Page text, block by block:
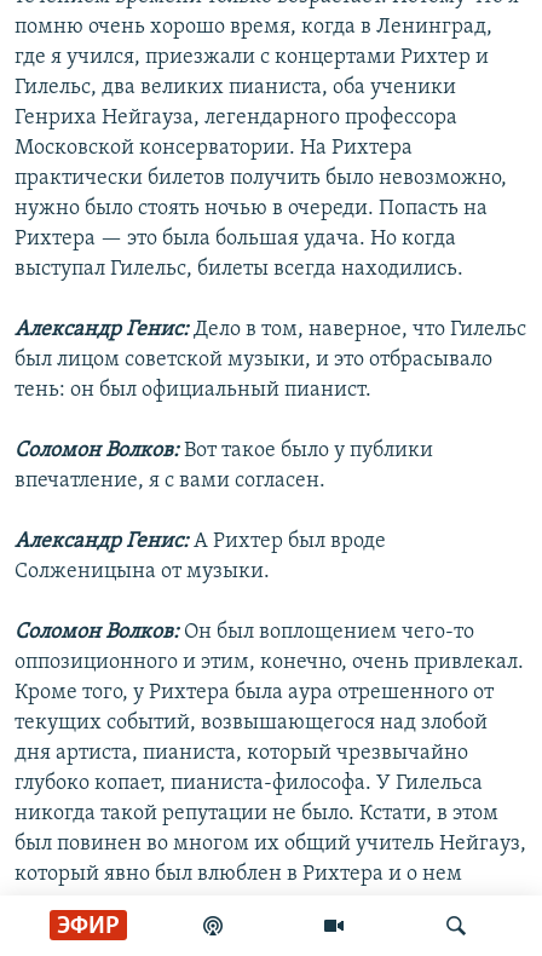
ЭФИР
помню очень хорошо время, когда в Ленинград,
где я учился, приезжали с концертами Рихтер и
Гилельс, два великих пианиста, оба ученики
Генриха Нейгауза, легендарного профессора
Московской консерватории. На Рихтера
практически билетов получить было невозможно,
нужно было стоять ночью в очереди. Попасть на
Рихтера — это была большая удача. Но когда
выступал Гилельс, билеты всегда находились.
Александр Генис:Дело в том, наверное, что Гилельс
был лицом советской музыки, и это отбрасывало
тень: он был официальный пианист.
Соломон Волков:Вот такое было у публики
впечатление, я с вами согласен.
Александр Генис:А Рихтер был вроде
Солженицына от музыки.
Соломон Волков: Он был воплощением чего-то
оппозиционного и этим, конечно, очень привлекал.
Кроме того, у Рихтера была аура отрешенного от
текущих событий, возвышающегося над злобой
дня артиста, пианиста, который чрезвычайно
глубоко копает, пианиста-философа. У Гилельса
никогда такой репутации не было. Кстати, в этом
был повинен во многом их общий учитель Нейгауз,
который явно был влюблен в Рихтера и о нем
отзывался всегда в восторженных тонах и как-то
так по касательной только поминал иногда